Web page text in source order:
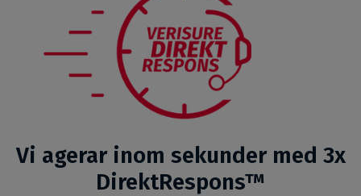
Vi agerar inom sekunder med 3x
DirektRespons™